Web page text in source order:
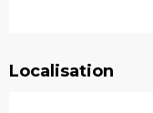
Localisation